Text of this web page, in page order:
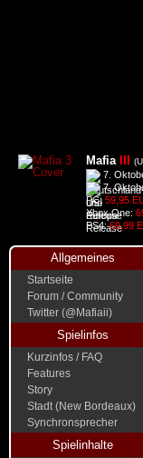
Mafia
7.
7.
PC: 59,95
Xbox One:
PS4:69,99
Allgemeines
Startseite
Forum / Community
Twitter (@Mafiaii)
Spielinfos
Kurzinfos / FAQ
Features
Story
Stadt (New Bordeaux)
Synchronsprecher
Spielinhalte